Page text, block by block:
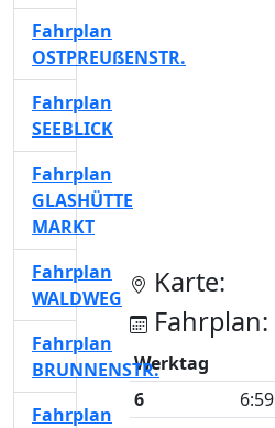
Karte:
Fahrplan:
Werktag
6
6:59
Fahrplan
OSTPREUßENSTR.
Fahrplan
SEEBLICK
Fahrplan
GLASHÜTTE
MARKT
Fahrplan
WALDWEG
Fahrplan
BRUNNENSTR.
Fahrplan